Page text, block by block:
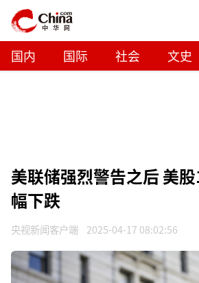
国内 国际 社会 文史
美联储强烈警告之后 美
幅下跌
央视新闻客户端 2025-04-17 08:02:56